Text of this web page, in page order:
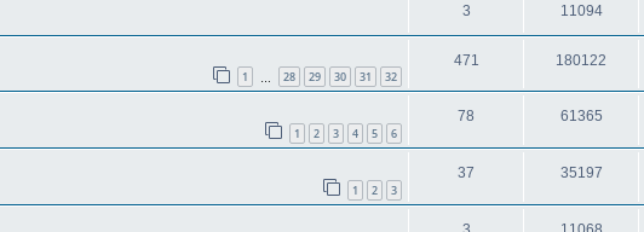
3 11094
1 28 29 30 31 32
471 180122
1 2 3 4 5 6
78 61365
1 2 3
37 35197